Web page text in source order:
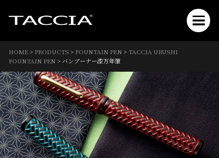
HOME> PRODUCTS > FOUNTAIN PEN > TACCIA URUSHI
FOUNTAIN PEN > バンブーナー漆万年筆